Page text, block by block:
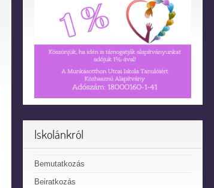
Iskolánkról
Bemutatkozás
Beiratkozás